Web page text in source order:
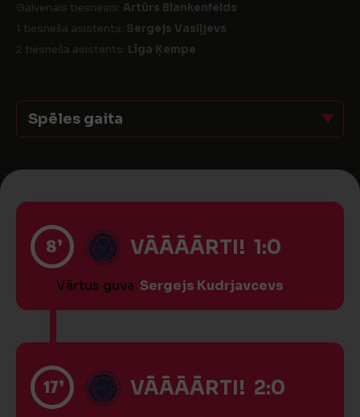
Galvenais tiesnesis: Artūrs Blankenfelds
1 tiesneša asistents: Sergejs Vasiļjevs
2 tiesneša asistents: Līga Ķempe
Spēles gaita
8’ VĀĀĀĀRTI! 1:0
Vārtus guva Sergejs Kudrjavcevs
17’ VĀĀĀĀRTI! 2:0